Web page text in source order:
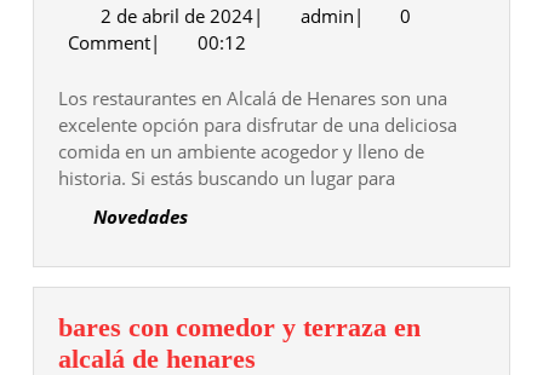
mayor
alcalá
henares
2 de abril de 20242
de
2024
| adminadmin
|
0
Comment| 00:12
Los restaurantes en Alcalá de Henares son una
excelente opción para disfrutar de una deliciosa
comida en un ambiente acogedor y lleno de
historia. Si estás buscando un lugar para
Novedades
bares con comedor y terraza en
alcalá de henares